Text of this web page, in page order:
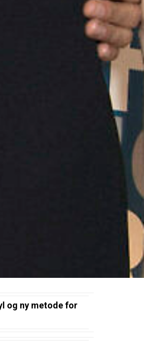
og ny metode for